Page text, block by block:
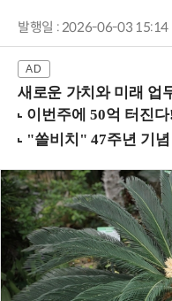
발행일 : 2026-06-03 15:14
새로운 가치와 미래 업무 환경을 조망